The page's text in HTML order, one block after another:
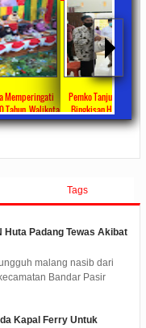
Memperingati
Tahun, Walikota
Capaian
Pemko Tanjung
Bingkisan Hari Raya
Untuk Masyarakat
Tags
Huta Padang Tewas Akibat
malang nasib dari
Bandar Pasir
Kapal Ferry Untuk